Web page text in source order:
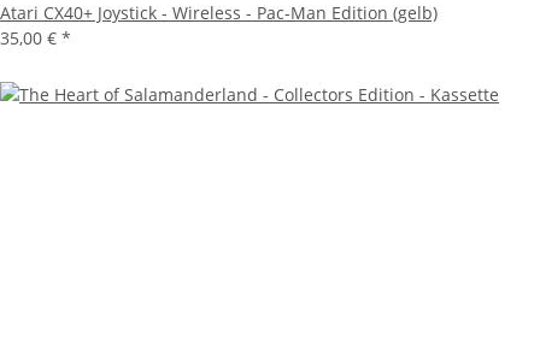
Atari CX40+ Joystick - Wireless - Pac-Man Edition (gelb)
35,00 € *